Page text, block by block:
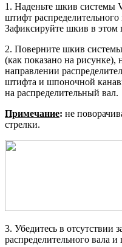
1. Наденьте шкив системы
штифт
Зафиксируйте шкив в этом
2. Поверните шкив
(как показано на рисунке),
направлении
штифта и шпо­ночной
на распределительный вал.
Примечание: не
стрелки.
3. Убедитесь в отсутствии
распределительного вала